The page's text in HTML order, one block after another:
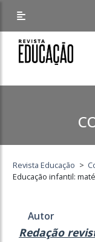
Revista Educação >
Educação infantil:
Autor
Redação